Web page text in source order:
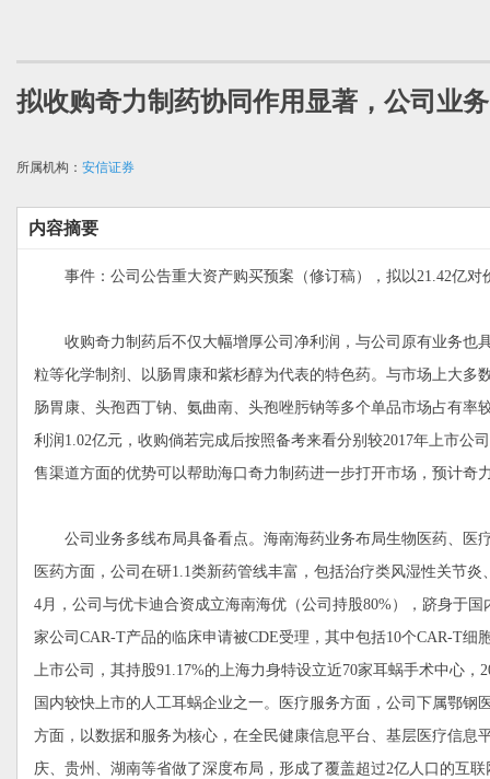
拟收购奇力制药协同作用显著，公司业
所属机构： 安信证券
内容摘要
事件：公司公告重大资产购买预案（修订稿），拟以21.42亿对
收购奇力制药后不仅大幅增厚公司净利润，与公司原有业务也
粒等化学制剂、以肠胃康和紫杉醇为代表的特色药。与市场上大
肠胃康、头孢西丁钠、氨曲南、头孢唑肟钠等多个单品市场占有率
利润1.02亿元，收购倘若完成后按照备考来看分别较2017年上市公
售渠道方面的优势可以帮助海口奇力制药进一步打开市场，预计奇
公司业务多线布局具备看点。海南海药业务布局生物医药、医
医药方面，公司在研1.1类新药管线丰富，包括治疗类风湿性关节
4月，公司与优卡迪合资成立海南海优（公司持股80%），跻身于
家公司CAR-T产品的临床申请被CDE受理，其中包括10个CAR-T
上市公司，其持股91.17%的上海力身特设立近70家耳蜗手术中心
国内较快上市的人工耳蜗企业之一。医疗服务方面，公司下属鄂
方面，以数据和服务为核心，在全民健康信息平台、基层医疗信
庆、贵州、湖南等省做了深度布局，形成了覆盖超过2亿人口的互